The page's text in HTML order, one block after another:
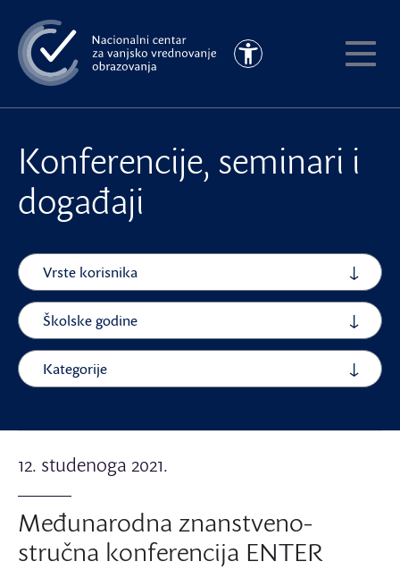
na
glavni
sadržaj
Pristupačnost
Konferencije, seminari i
događaji
Vrste korisnika
Školske godine
Kategorije
12. studenoga 2021.
Međunarodna znanstveno-
stručna konferencija ENTER